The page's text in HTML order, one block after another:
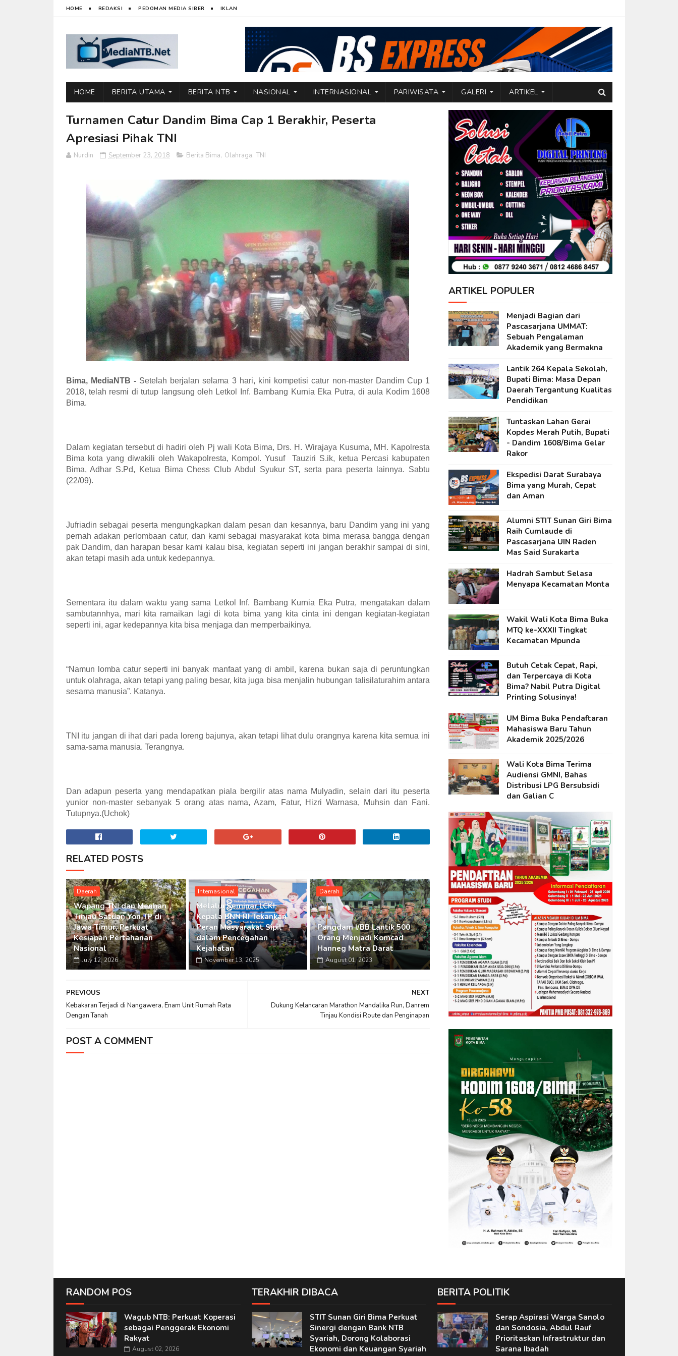
HOME REDAKSI PEDOMAN MEDIA SIBER IKLAN
HOME BERITA UTAMA BERITA NTB NASIONAL INTERNASIONAL PARIWISATA GALERI ARTIKEL
Turnamen Catur Dandim Bima Cap 1 Berakhir, Peserta
Apresiasi Pihak TNI
Nurdin September 23, 2018 Berita Bima, Olahraga, TNI
Bima, MediaNTB -Setelah berjalan selama 3 hari, kini kompetisi catur non-master Dandim Cup 1
2018, telah resmi di tutup langsung oleh Letkol Inf. Bambang Kurnia Eka Putra, di aula Kodim 1608
Bima.
Dalam kegiatan tersebut di hadiri oleh Pj wali Kota Bima, Drs. H. Wirajaya Kusuma, MH. Kapolresta
Bima kota yang diwakili oleh Wakapolresta, Kompol. Yusuf
Tauziri S.ik, ketua Percasi kabupaten
Bima, Adhar S.Pd, Ketua Bima Chess Club Abdul Syukur ST, serta para peserta lainnya. Sabtu
(22/09).
Jufriadin sebagai peserta mengungkapkan dalam pesan dan kesannya, baru Dandim yang ini yang
pernah adakan perlombaan catur, dan kami sebagai masyarakat kota bima merasa bangga dengan
pak Dandim, dan harapan besar kami kalau bisa, kegiatan seperti ini jangan berakhir sampai di sini,
akan tetapi masih ada untuk kedepannya.
Sementara itu dalam waktu yang sama Letkol Inf. Bambang Kurnia Eka Putra, mengatakan dalam
sambutannhya, mari kita ramaikan lagi di kota bima yang kita cinta ini dengan kegiatan-kegiatan
seperti ini, agar kedepannya kita bisa menjaga dan memperbaikinya.
“Namun lomba catur seperti ini banyak manfaat yang di ambil, karena bukan saja di peruntungkan
untuk olahraga, akan tetapi yang paling besar, kita juga bisa menjalin hubungan talisilaturahim antara
sesama manusia”. Katanya.
TNI itu jangan di ihat dari pada loreng bajunya, akan tetapi lihat dulu orangnya karena kita semua ini
sama-sama manusia. Terangnya.
Dan adapun peserta yang mendapatkan piala bergilir atas nama Mulyadin, selain dari itu peserta
yunior non-master sebanyak 5 orang atas nama, Azam, Fatur, Hizri Warnasa, Muhsin dan Fani.
Tutupnya.(Uchok)
RELATED POSTS
Daerah
Wapang TNI dan Menhan
Tinjau Satuan Yon TP di
Jawa Timur, Perkuat
Kesiapan Pertahanan
Nasional
July 12, 2026
Internasional
Melalui Seminar LCKI,
Kepala BNN RI Tekankan
Peran Masyarakat Sipil
dalam Pencegahan
Kejahatan
November 13, 2025
Daerah
Pangdam I/BB Lantik 500
Orang Menjadi Komcad
Hanneg Matra Darat
August 01, 2023
NEXT
Dukung Kelancaran Marathon Mandalika Run, Danrem
Tinjau Kondisi Route dan Penginapan
PREVIOUS
Kebakaran Terjadi di Nangawera, Enam Unit Rumah Rata
Dengan Tanah
POST A COMMENT
ARTIKEL POPULER
Menjadi Bagian dari
Pascasarjana UMMAT:
Sebuah Pengalaman
Akademik yang Bermakna
Lantik 264 Kepala Sekolah,
Bupati Bima: Masa Depan
Daerah Tergantung Kualitas
Pendidikan
Tuntaskan Lahan Gerai
Kopdes Merah Putih, Bupati
- Dandim 1608/Bima Gelar
Rakor
Ekspedisi Darat Surabaya
Bima yang Murah, Cepat
dan Aman
Alumni STIT Sunan Giri Bima
Raih Cumlaude di
Pascasarjana UIN Raden
Mas Said Surakarta
Hadrah Sambut Selasa
Menyapa Kecamatan Monta
Wakil Wali Kota Bima Buka
MTQ ke-XXXII Tingkat
Kecamatan Mpunda
Butuh Cetak Cepat, Rapi,
dan Terpercaya di Kota
Bima? Nabil Putra Digital
Printing Solusinya!
UM Bima Buka Pendaftaran
Mahasiswa Baru Tahun
Akademik 2025/2026
Wali Kota Bima Terima
Audiensi GMNI, Bahas
Distribusi LPG Bersubsidi
dan Galian C
RANDOM POS
Wagub NTB: Perkuat Koperasi
sebagai Penggerak Ekonomi
Rakyat
August 02, 2026
TERAKHIR DIBACA
STIT Sunan Giri Bima Perkuat
Sinergi dengan Bank NTB
Syariah, Dorong Kolaborasi
Ekonomi dan Keuangan Syariah
BERITA POLITIK
Serap Aspirasi Warga Sanolo
dan Sondosia, Abdul Rauf
Prioritaskan Infrastruktur dan
Sarana Ibadah